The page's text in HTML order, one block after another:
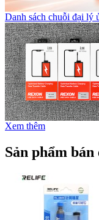
Danh sách chuỗi đại lý
Xem thêm
Sản phẩm bán